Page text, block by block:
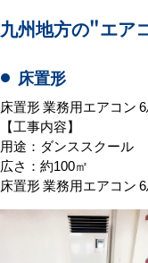
猛暑日は室温が上昇
九州地方の
床置形
床置形 業務用エアコン
【工事内容】
用途：ダンススクール
広さ：約100㎡
床置形 業務用エアコン